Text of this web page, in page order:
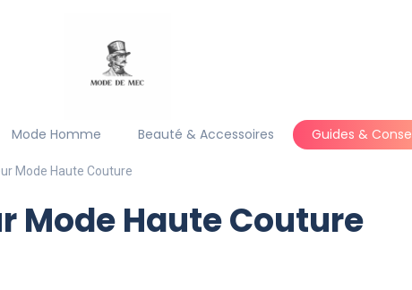
Mode Homme Beauté & Accessoires Guides &
Mode Haute Couture
Mode Haute Couture